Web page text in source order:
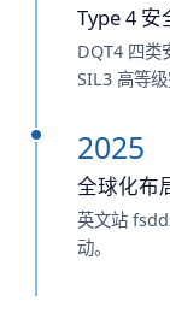
Type 4 安
DQT4 四类
SIL3 高等级
2025
全球化布
英文站
动。